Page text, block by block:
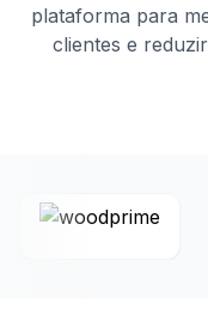
plataforma para
clientes e